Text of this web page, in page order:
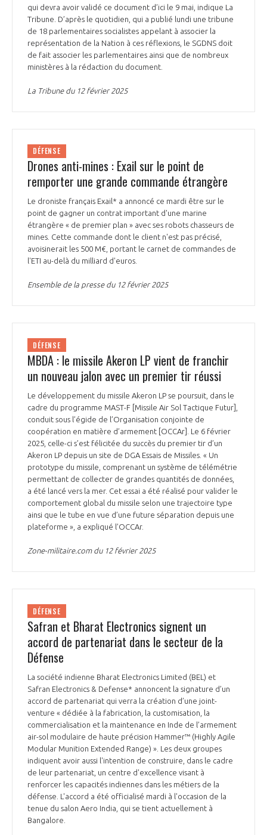
INNOVATION
INTERNATIONALISATION
qui devra avoir validé ce document d’ici le 9 mai, indique La
Tribune. D’après le quotidien, qui a publié lundi une tribune
de 18 parlementaires socialistes appelant à associer la
représentation de la Nation à ces réflexions, le SGDNS doit
de fait associer les parlementaires ainsi que de nombreux
ministères à la rédaction du document.
La Tribune du 12 février 2025
DÉFENSE
Drones anti-mines : Exail sur le point de
remporter une grande commande étrangère
Le droniste français Exail* a annoncé ce mardi être sur le
point de gagner un contrat important d'une marine
étrangère « de premier plan » avec ses robots chasseurs de
mines. Cette commande dont le client n'est pas précisé,
avoisinerait les 500 M€, portant le carnet de commandes de
l'ETI au-delà du milliard d'euros.
Ensemble de la presse du 12 février 2025
DÉFENSE
MBDA : le missile Akeron LP vient de franchir
un nouveau jalon avec un premier tir réussi
Le développement du missile Akeron LP se poursuit, dans le
cadre du programme MAST-F [Missile Air Sol Tactique Futur],
conduit sous l’égide de l’Organisation conjointe de
coopération en matière d’armement [OCCAr]. Le 6 février
2025, celle-ci s’est félicitée du succès du premier tir d’un
Akeron LP depuis un site de DGA Essais de Missiles. « Un
prototype du missile, comprenant un système de télémétrie
permettant de collecter de grandes quantités de données,
a été lancé vers la mer. Cet essai a été réalisé pour valider le
comportement global du missile selon une trajectoire type
ainsi que le tube en vue d’une future séparation depuis une
plateforme », a expliqué l’OCCAr.
Zone-militaire.com du 12 février 2025
DÉFENSE
Safran et Bharat Electronics signent un
accord de partenariat dans le secteur de la
Défense
La société indienne Bharat Electronics Limited (BEL) et
Safran Electronics & Defense* annoncent la signature d’un
accord de partenariat qui verra la création d’une joint-
venture « dédiée à la fabrication, la customisation, la
commercialisation et la maintenance en Inde de l’armement
air-sol modulaire de haute précision Hammer™ (Highly Agile
Modular Munition Extended Range) ». Les deux groupes
indiquent avoir aussi l'intention de construire, dans le cadre
de leur partenariat, un centre d'excellence visant à
renforcer les capacités indiennes dans les métiers de la
défense. L'accord a été officialisé mardi à l'occasion de la
tenue du salon Aero India, qui se tient actuellement à
Bangalore.